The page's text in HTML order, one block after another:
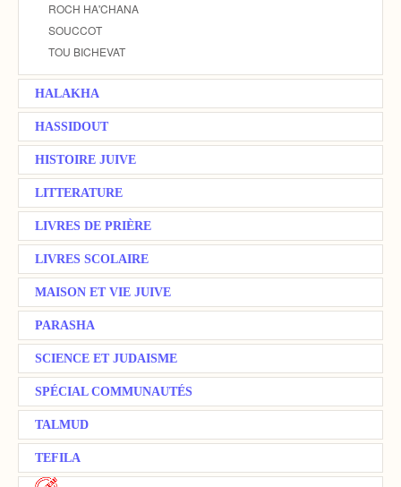
ROCH HA'CHANA
SOUCCOT
TOU BICHEVAT
HALAKHA
HASSIDOUT
HISTOIRE JUIVE
LITTERATURE
LIVRES DE PRIÈRE
LIVRES SCOLAIRE
MAISON ET VIE JUIVE
PARASHA
SCIENCE ET JUDAISME
SPÉCIAL COMMUNAUTÉS
TALMUD
TEFILA